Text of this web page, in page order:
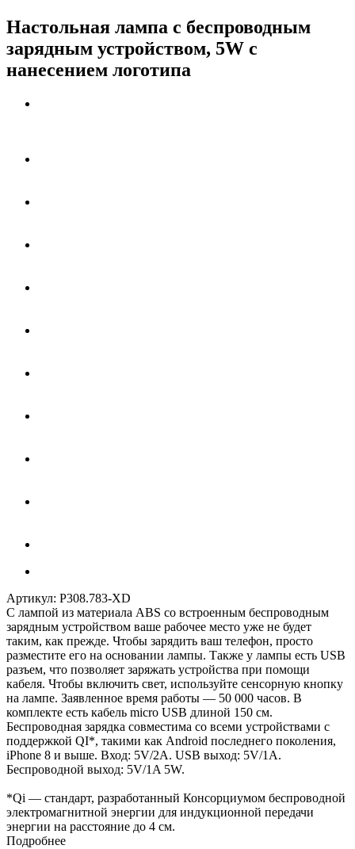
Настольная лампа с беспроводным
зарядным устройством, 5W с
нанесением логотипа
Артикул: P308.783-XD
С лампой из материала ABS со встроенным беспроводным
зарядным устройством ваше рабочее место уже не будет
таким, как прежде. Чтобы зарядить ваш телефон, просто
разместите его на основании лампы. Также у лампы есть USB
разъем, что позволяет заряжать устройства при помощи
кабеля. Чтобы включить свет, используйте сенсорную кнопку
на лампе. Заявленное время работы — 50 000 часов. В
комплекте есть кабель micro USB длиной 150 см.
Беспроводная зарядка совместима со всеми устройствами с
поддержкой QI*, такими как Android последнего поколения,
iPhone 8 и выше. Вход: 5V/2A. USB выход: 5V/1A.
Беспроводной выход: 5V/1A 5W.
*Qi — стандарт, разработанный Консорциумом беспроводной
электромагнитной энергии для индукционной передачи
энергии на расстояние до 4 см.
Подробнее